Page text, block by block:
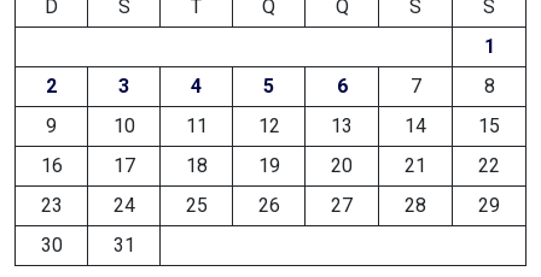
DIA
DAS
CRIANÇAS
ECONOMIA
EDUCAÇÃO
D S T Q Q S
S
1
2
3 4 5 6 7
8
9
10 11 12 13 14
15
16
17 18 19 20 21
22
23
24 25 26 27 28
29
30
31